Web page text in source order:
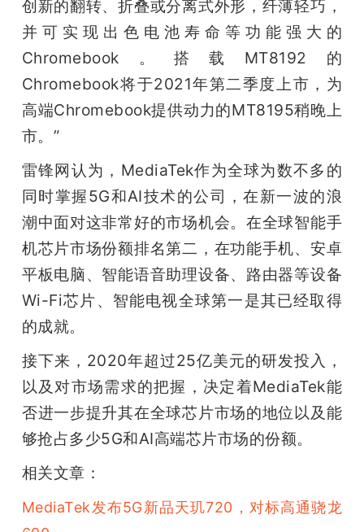
创新的翻转、折叠或分离式外形，纤薄轻巧，
并可实现出色电池寿命等功能强大的
Chromebook。搭载MT8192的
Chromebook将于2021年第二季度上市，为
高端Chromebook提供动力的MT8195稍晚上
市。”
雷锋网认为，MediaTek作为全球为数不多的
同时掌握5G和AI技术的公司，在新一波的浪
潮中面对这非常好的市场机会。在全球智能手
机芯片市场份额排名第二，在功能手机、安卓
平板电脑、智能语音助理设备、路由器等设备
Wi-Fi芯片、智能电视全球第一是其已经取得
的成就。
接下来，2020年超过25亿美元的研发投入，
以及对市场需求的把握，决定着MediaTek能
否进一步提升其在全球芯片市场的地位以及能
够抢占多少5G和AI高端芯片市场的份额。
相关文章：
MediaTek发布5G新品天玑720，对标高通骁龙